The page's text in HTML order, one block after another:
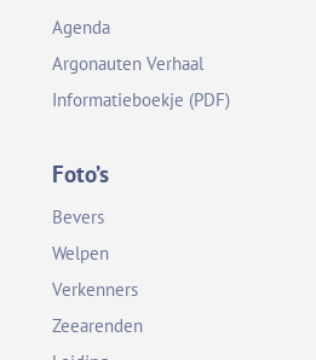
Agenda
Argonauten Verhaal
Informatieboekje (PDF)
Foto’s
Bevers
Welpen
Verkenners
Zeearenden